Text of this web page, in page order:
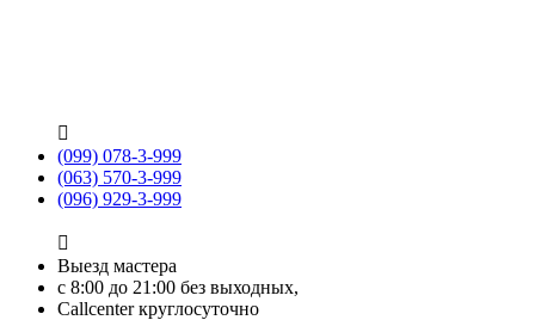

(099) 078-3-999
(063) 570-3-999
(096) 929-3-999

Выезд мастера
с 8:00 до 21:00 без выходных,
Callcenter круглосуточно